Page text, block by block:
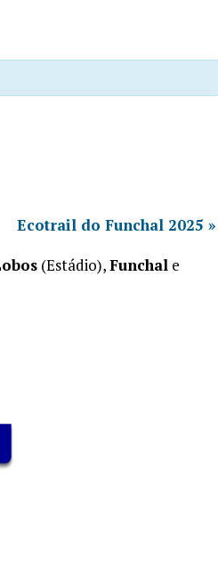
Ecotrail do Funchal 2025 »
(Estádio),Funchal e